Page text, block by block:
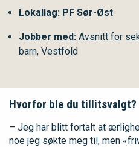
Lokallag: PF Sør-Øst
Jobber med: Avsnitt for
barn, Vestfold
Hvorfor ble du tillitsvalgt?
– Jeg har blitt fortalt at
noe jeg søkte meg til, men